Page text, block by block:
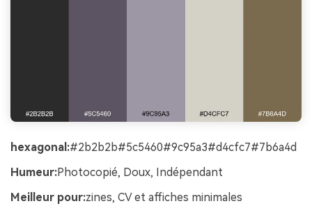
hexagonal:#2b2b2b#5c5460#9c95a3#d4cfc7#7b6a4d
Humeur:Photocopié, Doux, Indépendant
Meilleur pour:zines, CV et affiches minimales